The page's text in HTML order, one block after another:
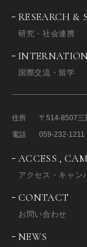
RESEARCH &
研究・社会連携
国際交流・留学
住所 〒514-8507三
電話
059-232-1211
ACCESS ,
アクセス・キャン
CONTACT
お問い合わせ
NEWS